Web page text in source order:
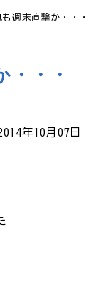
週末直撃か・・・
・・・
年10月07日